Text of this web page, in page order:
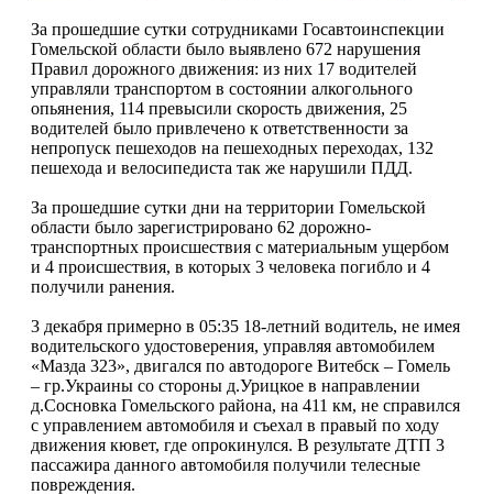
За прошедшие сутки сотрудниками Госавтоинспекции
Гомельской области было выявлено 672 нарушения
Правил дорожного движения: из них 17 водителей
управляли транспортом в состоянии алкогольного
опьянения, 114 превысили скорость движения, 25
водителей было привлечено к ответственности за
непропуск пешеходов на пешеходных переходах, 132
пешехода и велосипедиста так же нарушили ПДД.
За прошедшие сутки дни на территории Гомельской
области было зарегистрировано 62 дорожно-
транспортных происшествия с материальным ущербом
и 4 происшествия, в которых 3 человека погибло и 4
получили ранения.
3 декабря примерно в 05:35 18-летний водитель, не имея
водительского удостоверения, управляя автомобилем
«Мазда 323», двигался по автодороге Витебск – Гомель
– гр.Украины со стороны д.Урицкое в направлении
д.Сосновка Гомельского района, на 411 км, не справился
с управлением автомобиля и съехал в правый по ходу
движения кювет, где опрокинулся. В результате ДТП 3
пассажира данного автомобиля получили телесные
повреждения.